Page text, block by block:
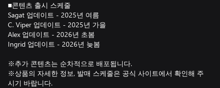
■콘텐츠 출시 스케줄
Sagat 업데이트 - 2025년 여름
C. Viper 업데이트 - 2025년 가을
Alex 업데이트 - 2026년 초봄
Ingrid 업데이트 - 2026년 늦봄
※추가 콘텐츠는 순차적으로 배포됩니다.
※상품의 자세한 정보, 발매 스케줄은 공식 사이트에서 확인해 주
시기 바랍니다.